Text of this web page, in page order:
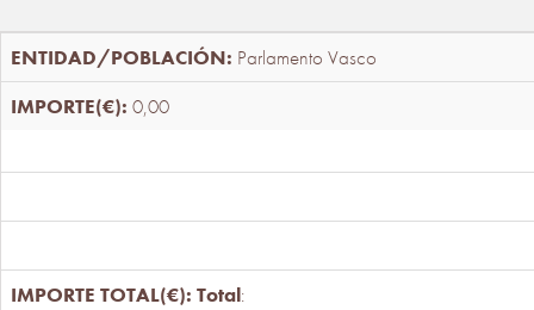
Parlamento Vasco
0,00
Total: